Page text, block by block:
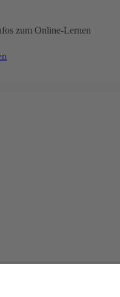
zum Online-Lernen